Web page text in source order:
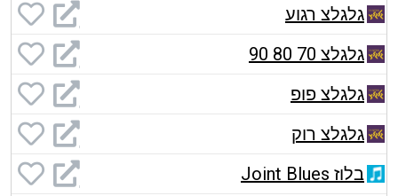
גלגלצ רגוע
גלגלצ 70 80 90
גלגלצ פופ
גלגלצ רוק
בלוז Joint Blues